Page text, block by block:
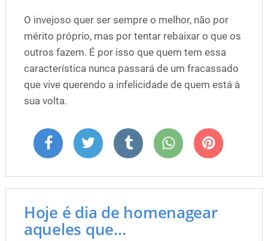
O invejoso quer ser sempre o melhor, não por
mérito próprio, mas por tentar rebaixar o que os
outros fazem. É por isso que quem tem essa
característica nunca passará de um fracassado
que vive querendo a infelicidade de quem está à
sua volta.
Hoje é dia de homenagear
aqueles que...